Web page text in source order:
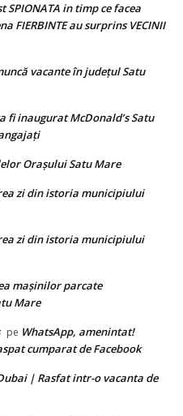
SPIONATA in timp ce facea
FIERBINTE au surprins VECINII
vacante în județul Satu
fi inaugurat McDonald’s Satu
Orașului Satu Mare
zi din istoria municipiului
zi din istoria municipiului
mașinilor parcate
Mare
pe WhatsApp, amenintat!
cumparat de Facebook
| Rasfat intr-o vacanta de